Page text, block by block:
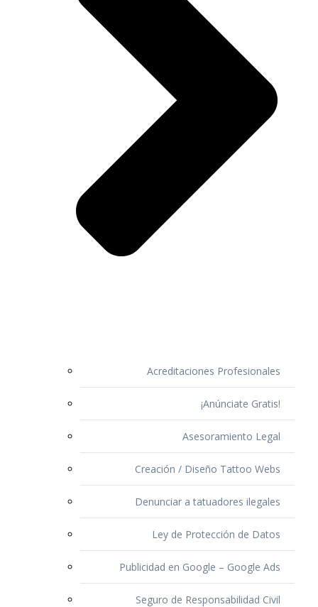
Acreditaciones Profesionales
¡Anúnciate Gratis!
Asesoramiento Legal
Creación / Diseño Tattoo Webs
Denunciar a tatuadores ilegales
Ley de Protección de Datos
Publicidad en Google – Google Ads
Seguro de Responsabilidad Civil